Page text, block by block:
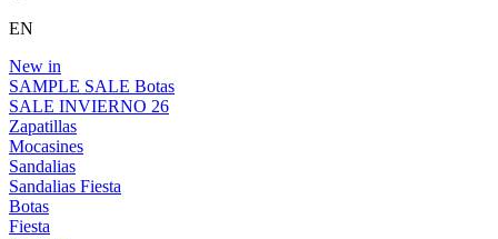
EN
New in
SAMPLE SALE Botas
SALE INVIERNO 26
Zapatillas
Mocasines
Sandalias
Sandalias Fiesta
Botas
Fiesta